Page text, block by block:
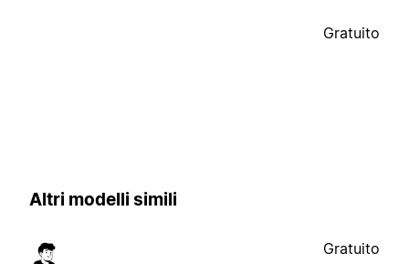
Gratuito
Altri modelli simili
Gratuito